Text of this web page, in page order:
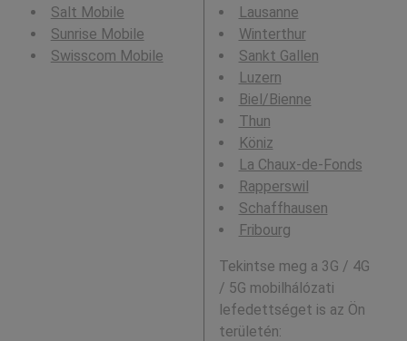
Salt Mobile
Sunrise Mobile
Swisscom Mobile
Lausanne
Winterthur
Sankt Gallen
Luzern
Biel/Bienne
Thun
Köniz
La Chaux-de-Fonds
Rapperswil
Schaffhausen
Fribourg
Tekintse meg a 3G / 4G
/ 5G mobilhálózati
lefedettséget is az Ön
területén: